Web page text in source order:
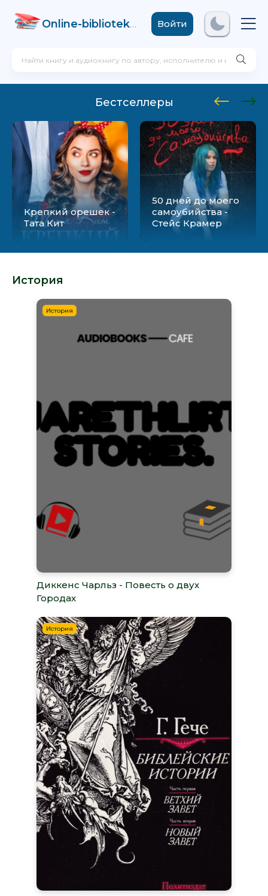
Online-biblioteka .comВойти
Бестселлеры
Крепкий орешек -
Тата Кит
50 дней до моего
самоубийства -
Стейс Крамер
История
История
Диккенс Чарльз - Повесть о двух
Городах
История